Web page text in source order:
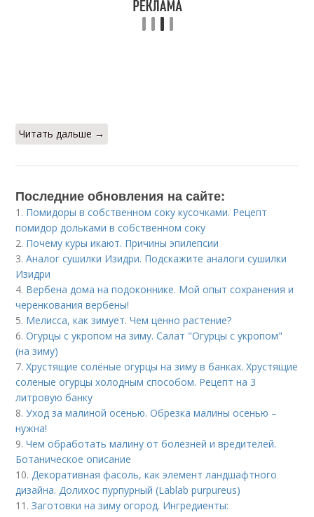
Читать дальше →
Последние обновления на сайте:
1. Помидоры в собственном соку кусочками. Рецепт
помидор дольками в собственном соку
2. Почему куры икают. Причины эпилепсии
3.Аналог сушилки Изидри. Подскажите аналоги сушилки
Изидри
4. Вербена дома на подоконнике. Мой опыт сохранения и
черенкования вербены!
5. Мелисса, как зимует. Чем ценно растение?
6.Огурцы с укропом на зиму. Салат "Огурцы с укропом"
(на зиму)
7.Хрустящие солёные огурцы на зиму в банках. Хрустящие
соленые огурцы холодным способом. Рецепт на 3
литровую банку
8.Уход за малиной осенью. Обрезка малины осенью –
нужна!
9.Чем обработать малину от болезней и вредителей.
Ботаническое описание
10.Декоративная фасоль, как элемент ландшафтного
дизайна. Долихос пурпурный (Lablab purpureus)
11.Заготовки на зиму огород. Ингредиенты: